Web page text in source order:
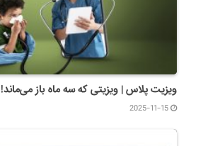
ویزیت پلاس | ویزیتی که سه ماه باز می‌ماند!
2025-11-15